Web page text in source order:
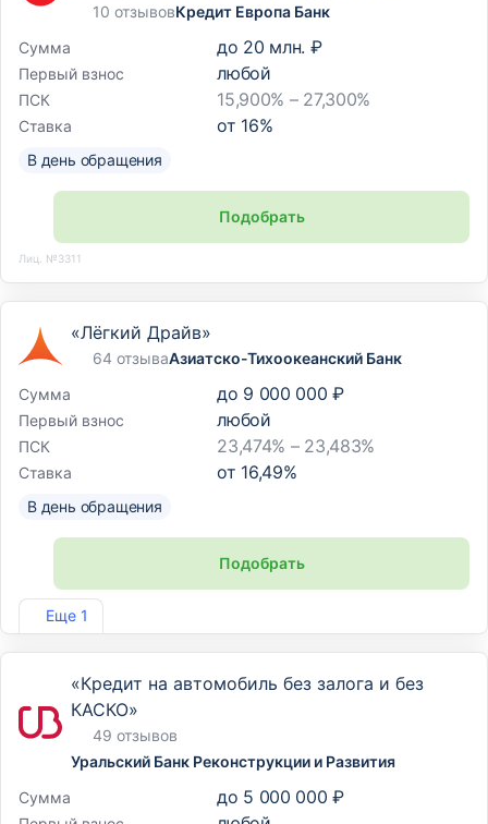
транспорт и спецтехнику»
10 отзывовКредит Европа Банк
Сумма
до 20 млн. ₽
Первый взнос любой
ПСК 15,900% – 27,300%
Ставка от 16%
В день обращения
Подобрать
Лиц. №3311
Еще 1
«Лёгкий Драйв»
64 отзываАзиатско-Тихоокеанский Банк
Сумма
до 9 000 000 ₽
Первый взнос любой
ПСК 23,474% – 23,483%
Ставка от 16,49%
В день обращения
Подобрать
Лиц. №1810
«Кредит на автомобиль без залога и без
КАСКО»
49 отзывов
Уральский Банк Реконструкции и Развития
Сумма
до 5 000 000 ₽